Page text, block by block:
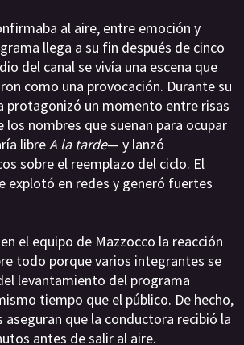
al aire, entre emoción y
llega a su fin después de cinco
del canal se vivía una escena que
como una provocación. Durante su
protagonizó un momento entre risas
nombres que suenan para ocupar
libreA la tarde— y lanzó
sobre el reemplazo del ciclo. El
explotó en redes y generó fuertes
el equipo de Mazzocco la reacción
todo porque varios integrantes se
levantamiento del programa
tiempo que el público. De hecho,
que la conductora recibió la
antes de salir al aire.